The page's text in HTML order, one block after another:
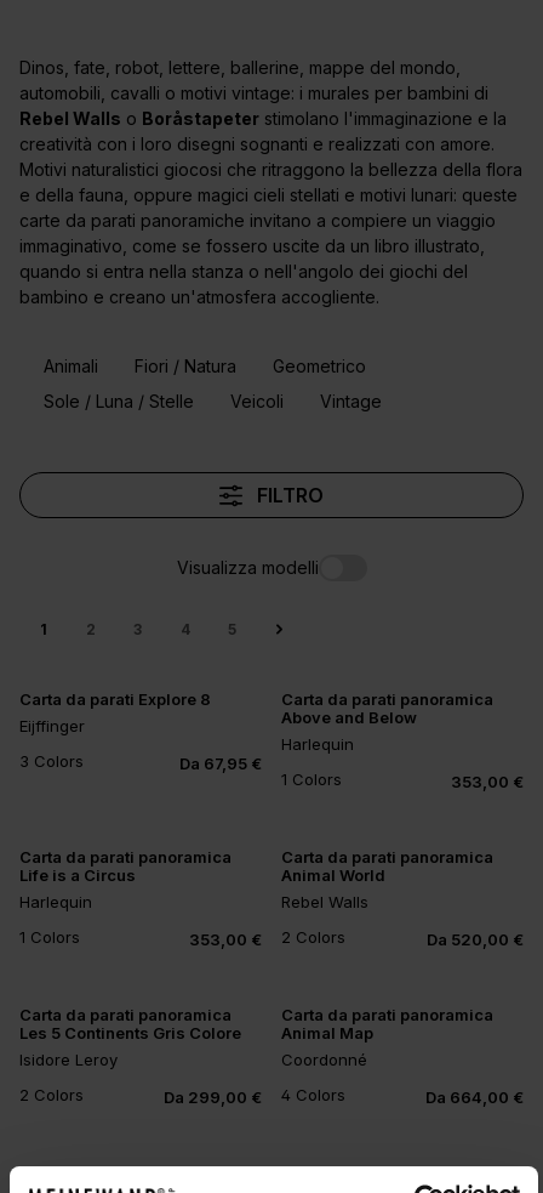
Dinos, fate, robot, lettere, ballerine, mappe del mondo,
automobili, cavalli o motivi vintage: i murales per bambini di
Rebel Walls o Boråstapeter stimolano l'immaginazione e la
creatività con i loro disegni sognanti e realizzati con amore.
Motivi naturalistici giocosi che ritraggono la bellezza della flora
e della fauna, oppure magici cieli stellati e motivi lunari: queste
carte da parati panoramiche invitano a compiere un viaggio
immaginativo, come se fossero uscite da un libro illustrato,
quando si entra nella stanza o nell'angolo dei giochi del
bambino e creano un'atmosfera accogliente.
Animali Fiori / Natura
Geometrico
Sole / Luna / Stelle
Veicoli Vintage
FILTRO
Visualizza modelli
1 2 3 4 5
Carta da parati Explore 8
Eijffinger
3 Colors
Da 67,95 €
Carta da parati panoramica
Above and Below
Harlequin
1 Colors
353,00 €
Carta da parati panoramica
Life is a Circus
Harlequin
1 Colors
353,00 €
Carta da parati panoramica
Animal World
Rebel Walls
2 Colors
Da 520,00 €
Carta da parati panoramica
Les 5 Continents Gris Colore
Isidore Leroy
2 Colors
Da 299,00 €
Carta da parati panoramica
Animal Map
Coordonné
4 Colors
Da 664,00 €
Carta da parati panoramica
Carta da parati panoramica